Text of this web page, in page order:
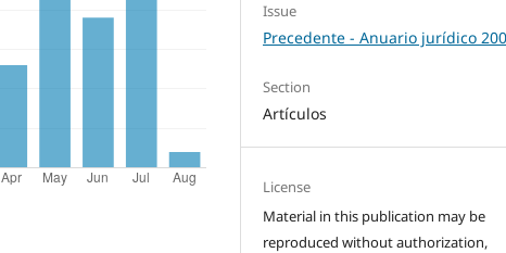
Issue
Precedente - Anuario jurídico
Section
Artículos
License
Material in this publication may be
reproduced without authorization,